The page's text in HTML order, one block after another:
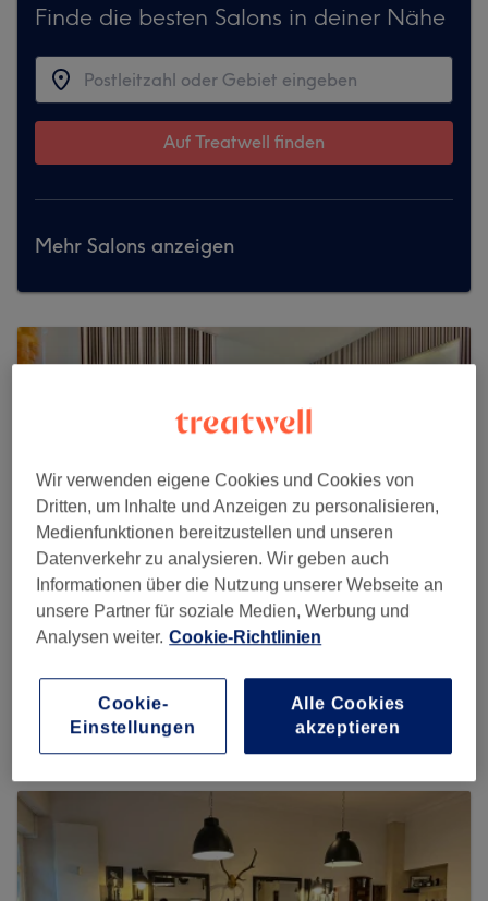
Finde die besten Salons in deiner Nähe
Auf Treatwell finden
Mehr Salons anzeigen
Neue Bahnhofstraße 21, 10245 Berlin, Friedrichshain
Wir verwenden eigene Cookies und Cookies von
Dritten, um Inhalte und Anzeigen zu personalisieren,
Medienfunktionen bereitzustellen und unseren
Datenverkehr zu analysieren. Wir geben auch
Informationen über die Nutzung unserer Webseite an
unsere Partner für soziale Medien, Werbung und
Analysen weiter. Cookie-Richtlinien
Cookie-
Einstellungen
Alle Cookies
akzeptieren